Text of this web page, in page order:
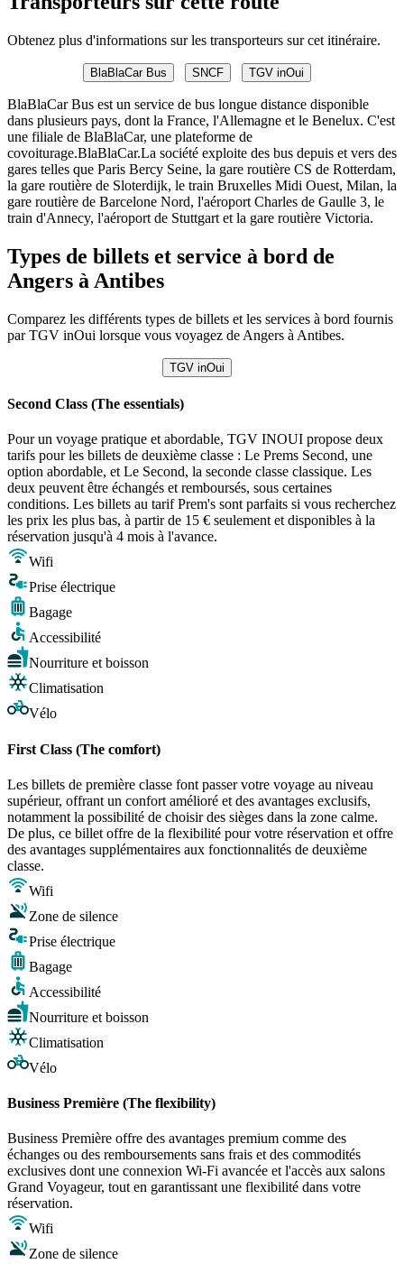
Obtenez plus d'informations sur les transporteurs sur cet itinéraire.
BlaBlaCar Bus SNCF TGV inOui
BlaBlaCar Bus est un service de bus longue distance disponible
dans plusieurs pays, dont la France, l'Allemagne et le Benelux. C'est
une filiale de BlaBlaCar, une plateforme de
covoiturage.BlaBlaCar.La société exploite des bus depuis et vers des
gares telles que Paris Bercy Seine, la gare routière CS de Rotterdam,
la gare routière de Sloterdijk, le train Bruxelles Midi Ouest, Milan, la
gare routière de Barcelone Nord, l'aéroport Charles de Gaulle 3, le
train d'Annecy, l'aéroport de Stuttgart et la gare routière Victoria.
Types de billets et service à bord de
Angers à Antibes
Comparez les différents types de billets et les services à bord fournis
par TGV inOui lorsque vous voyagez de Angers à Antibes.
TGV inOui
Second Class (The essentials)
Pour un voyage pratique et abordable, TGV INOUI propose deux
tarifs pour les billets de deuxième classe : Le Prems Second, une
option abordable, et Le Second, la seconde classe classique. Les
deux peuvent être échangés et remboursés, sous certaines
conditions. Les billets au tarif Prem's sont parfaits si vous recherchez
les prix les plus bas, à partir de 15 € seulement et disponibles à la
réservation jusqu'à 4 mois à l'avance.
Wifi
Prise électrique
Bagage
Accessibilité
Nourriture et boisson
Climatisation
Vélo
First Class (The comfort)
Les billets de première classe font passer votre voyage au niveau
supérieur, offrant un confort amélioré et des avantages exclusifs,
notamment la possibilité de choisir des sièges dans la zone calme.
De plus, ce billet offre de la flexibilité pour votre réservation et offre
des avantages supplémentaires aux fonctionnalités de deuxième
classe.
Wifi
Zone de silence
Prise électrique
Bagage
Accessibilité
Nourriture et boisson
Climatisation
Vélo
Business Première (The flexibility)
Business Première offre des avantages premium comme des
échanges ou des remboursements sans frais et des commodités
exclusives dont une connexion Wi-Fi avancée et l'accès aux salons
Grand Voyageur, tout en garantissant une flexibilité dans votre
réservation.
Wifi
Zone de silence